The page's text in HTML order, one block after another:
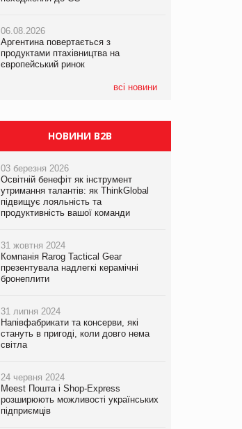
06.08.2026
Аргентина повертається з
продуктами птахівництва на
європейський ринок
всі новини
06.08.2026
Аргентина повертається з
продуктами птахівництва на
європейський ринок
06.08.2026
Аргентина повертається з
продуктами птахівництва на
європейський ринок
НОВИНИ B2B
03 березня 2026
Освітній бенефіт як інструмент
утримання талантів: як ThinkGlobal
підвищує лояльність та
продуктивність вашої команди
31 жовтня 2024
Компанія Rarog Tactical Gear
презентувала надлегкі керамічні
бронеплити
31 липня 2024
Напівфабрикати та консерви, які
стануть в пригоді, коли довго нема
світла
24 червня 2024
Meest Пошта і Shop-Express
розширюють можливості українських
підприємців